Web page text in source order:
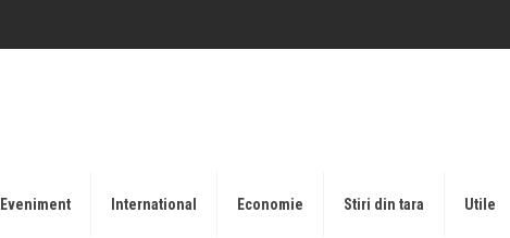
Eveniment International Economie Stiri din tara Utile